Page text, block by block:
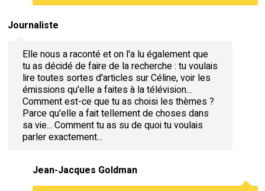
Journaliste
Elle nous a raconté et on l'a lu également que
tu as décidé de faire de la recherche : tu voulais
lire toutes sortes d'articles sur Céline, voir les
émissions qu'elle a faites à la télévision...
Comment est-ce que tu as choisi les thèmes ?
Parce qu'elle a fait tellement de choses dans
sa vie... Comment tu as su de quoi tu voulais
parler exactement...
Jean-Jacques Goldman